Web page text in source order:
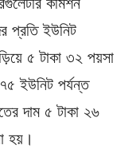
প্রতি ইউনিট
৫ টাকা ৩২ পয়সা
ইউনিট পর্যন্ত
দাম ৫ টাকা ২৬
হয়।